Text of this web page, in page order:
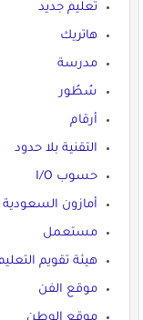
تعليم جديد
هاتريك
مدرسة
سُطُور
أرقام
التقنية بلا حدود
حسوب I/O
أمازون السعودية
مستعمل
هيئة تقويم التعليم
موقع الفن